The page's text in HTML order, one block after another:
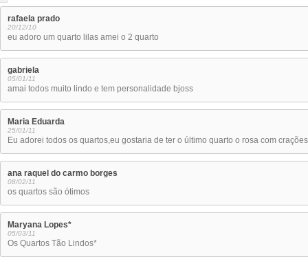
rafaela prado
20/12/10
eu adoro um quarto lilas amei o 2 quarto
gabriela
05/01/11
amai todos muito lindo e tem personalidade bjoss
Maria Eduarda
25/01/11
Eu adorei todos os quartos,eu gostaria de ter o último quarto o rosa com
ana raquel do carmo borges
08/02/11
os quartos são ótimos
Maryana Lopes*
05/03/11
Os Quartos Tão Lindos*